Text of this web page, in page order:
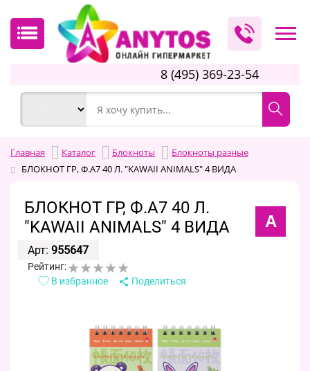
8 (495) 369-23-54
Главная Каталог Блокноты
Блокноты разные
БЛОКНОТ ГР, Ф.А7 40 Л. "KAWAII ANIMALS" 4 ВИДА
БЛОКНОТ ГР, Ф.А7 40 Л.
"KAWAII ANIMALS" 4 ВИДА
А
Арт: 955647
Рейтинг:
В избранное
Поделиться